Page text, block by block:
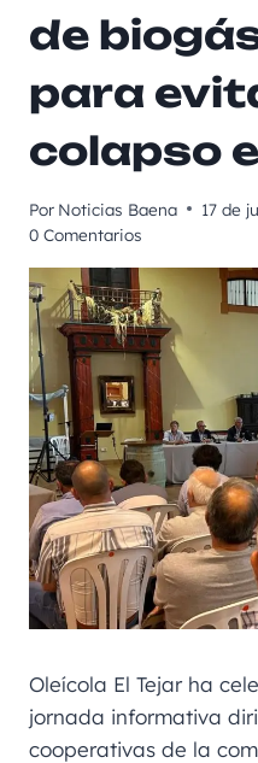
de
para
colapso
Por Noticias Baena 17 de
0 Comentarios
Oleícola El Tejar ha
jornada informativa
cooperativas de la